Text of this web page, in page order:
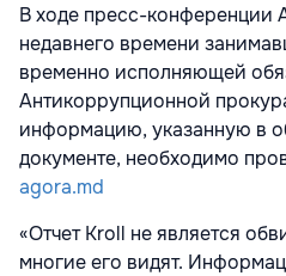
В ходе пресс-конференции
недавнего времени
временно исполняющей
Антикоррупционной
информацию, указанную в
документе, необходимо
agora.md
«Отчет Kroll не является
многие его видят.